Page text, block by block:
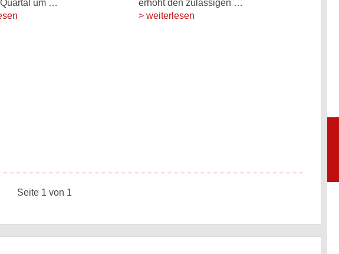
um …
erhöht den zulässigen …
> weiterlesen
Seite 1 von 1